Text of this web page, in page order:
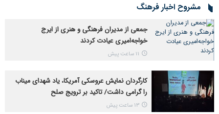
مشروح اخبار فرهنگ
جمعی از مدیران فرهنگی و هنری از ایرج
خواجه‌امیری عیادت کردند
11 ساعت پیش
کارگردان نمایش عروسکی آمریکا، یاد شهدای میناب
را گرامی داشت/ تاکید بر ترویج صلح
13 ساعت پیش